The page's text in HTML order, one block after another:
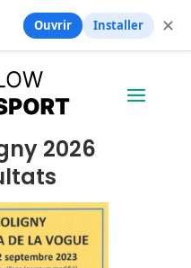
2026
Ouvrir Installer ✕